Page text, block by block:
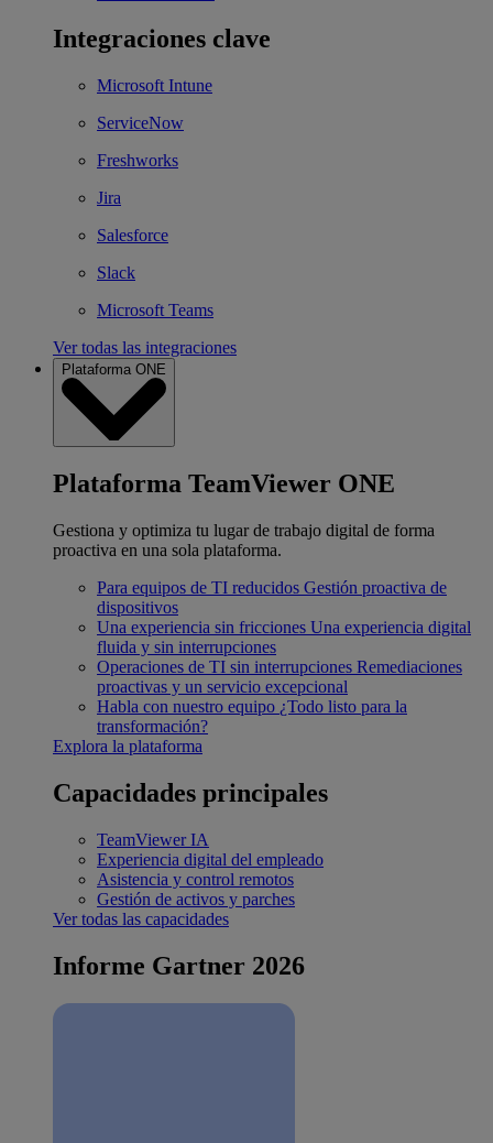
Integraciones clave
Microsoft Intune
ServiceNow
Freshworks
Jira
Salesforce
Slack
Microsoft Teams
Ver todas las integraciones
Plataforma ONE
Plataforma TeamViewer ONE
Gestiona y optimiza tu lugar de trabajo digital de forma
proactiva en una sola plataforma.
Para equipos de TI reducidos Gestión proactiva de
dispositivos
Una experiencia sin fricciones Una experiencia digital
fluida y sin interrupciones
Operaciones de TI sin interrupciones Remediaciones
proactivas y un servicio excepcional
Habla con nuestro equipo ¿Todo listo para la
transformación?
Explora la plataforma
Capacidades principales
TeamViewer IA
Experiencia digital del empleado
Asistencia y control remotos
Gestión de activos y parches
Ver todas las capacidades
Informe Gartner 2026